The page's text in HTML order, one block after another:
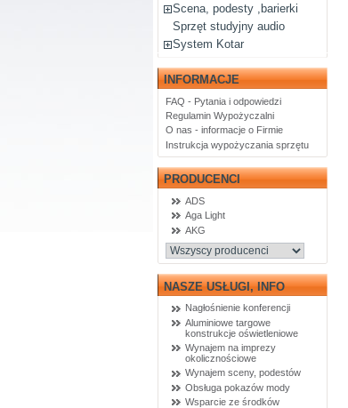
Scena, podesty ,barierki
Sprzęt studyjny audio
System Kotar
INFORMACJE
FAQ - Pytania i odpowiedzi
Regulamin Wypożyczalni
O nas - informacje o Firmie
Instrukcja wypożyczania sprzętu
PRODUCENCI
ADS
Aga Light
AKG
NASZE USŁUGI, INFO
Nagłośnienie konferencji
Aluminiowe targowe
konstrukcje oświetleniowe
Wynajem na imprezy
okolicznościowe
Wynajem sceny, podestów
Obsługa pokazów mody
Wsparcie ze środków